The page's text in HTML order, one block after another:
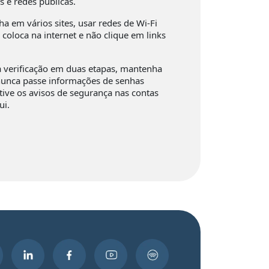
em vários sites, usar redes de Wi-Fi
na internet e não clique em links
em duas etapas, mantenha
passe informações de senhas
os avisos de segurança nas contas